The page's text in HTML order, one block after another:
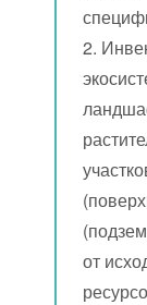
2.
от